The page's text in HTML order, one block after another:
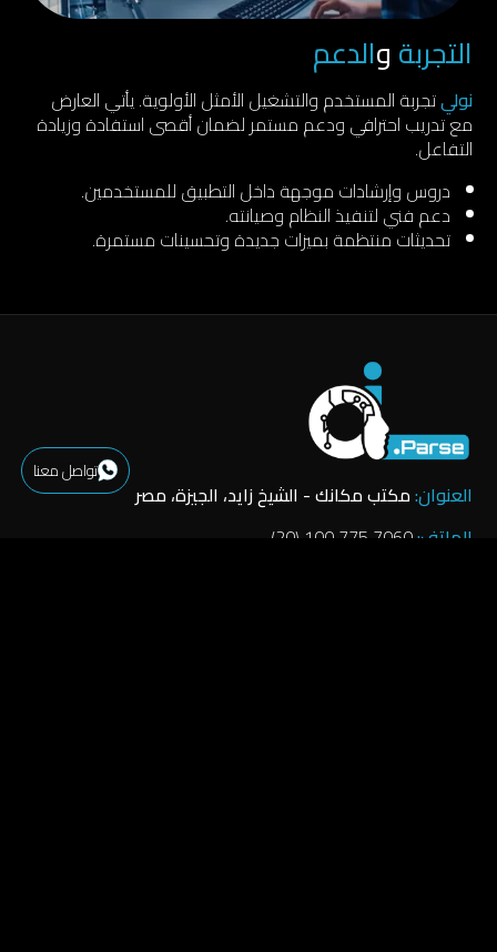
تواصل معنا
التجربةوالدعم
نوليتجربة المستخدم والتشغيل الأمثل الأولوية. يأتي العارض
مع تدريب احترافي ودعم مستمر لضمان أقصى استفادة وزيادة
التفاعل.
دروس وإرشادات موجهة داخل التطبيق للمستخدمين.
دعم فني لتنفيذ النظام وصيانته.
تحديثات منتظمة بميزات جديدة وتحسينات مستمرة.
العنوان:مكتب مكانك - الشيخ زايد، الجيزة، مصر
الهاتف:7060 775 100 (20)